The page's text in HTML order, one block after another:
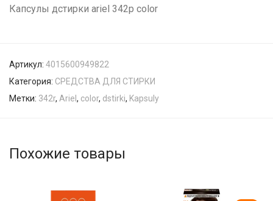
Капсулы дстирки ariel 342р color
Артикул: 4015600949822
Категория: СРЕДСТВА ДЛЯ СТИРКИ
Метки: 342r, Ariel , color, dstirki, Kapsuly
Похожие товары